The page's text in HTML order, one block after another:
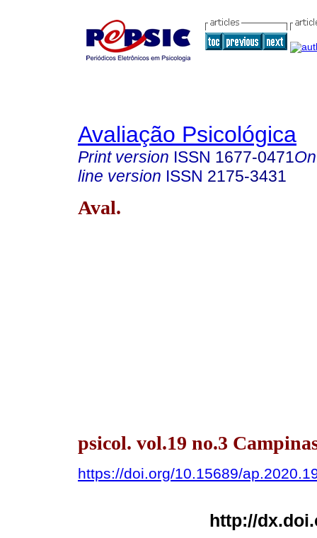
Avaliação Psicológica
Print version ISSN 1677-0471
line version ISSN 2175-3431
Aval.
psicol. vol.19 no.3
https://doi.org/10.15689/
http://